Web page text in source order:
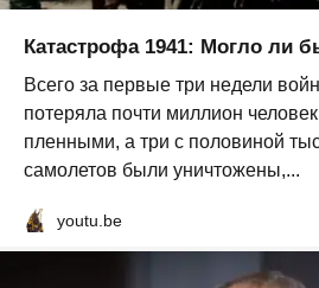
Катастрофа 1941: Могло ли
Всего за первые три недели
потеряла почти миллион
пленными, а три с половиной
самолетов были уничтожены,...
youtu.be